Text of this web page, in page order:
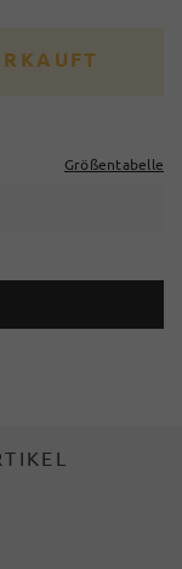
Größentabelle